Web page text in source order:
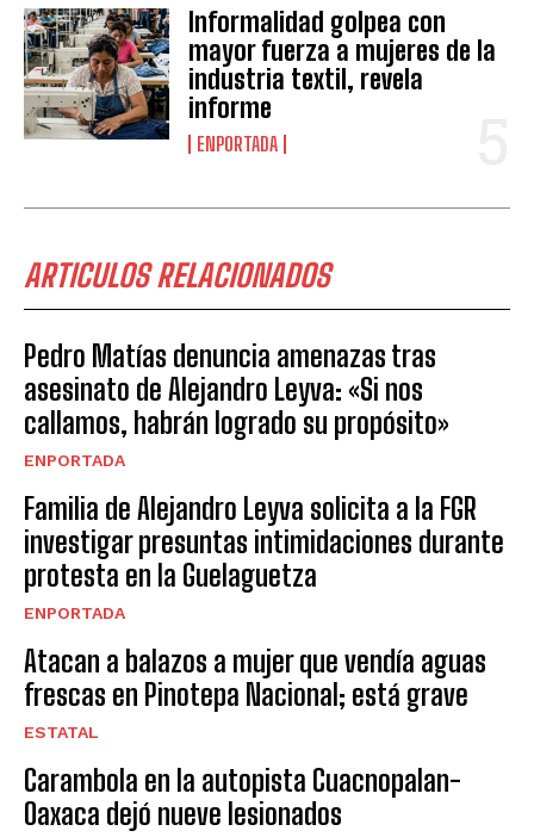
Informalidad golpea con
mayor fuerza a mujeres de la
industria textil, revela
informe
ENPORTADA
ARTICULOS RELACIONADOS
Pedro Matías denuncia amenazas tras
asesinato de Alejandro Leyva: «Si nos
callamos, habrán logrado su propósito»
ENPORTADA
Familia de Alejandro Leyva solicita a la FGR
investigar presuntas intimidaciones durante
protesta en la Guelaguetza
ENPORTADA
Atacan a balazos a mujer que vendía aguas
frescas en Pinotepa Nacional; está grave
ESTATAL
Carambola en la autopista Cuacnopalan-
Oaxaca dejó nueve lesionados